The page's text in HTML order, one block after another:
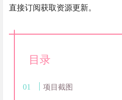
直接订阅获取资源更新。
目录
项目截图